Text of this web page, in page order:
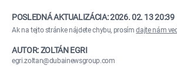
POSLEDNÁ AKTUALIZÁCIA:2026. 02. 13 20:39
Ak na tejto stránke nájdete chybu, prosímdajte nám
AUTOR: ZOLTÁN EGRI
egri.zoltan@dubainewsgroup.com